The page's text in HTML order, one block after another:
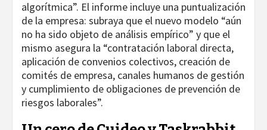
algorítmica”. El informe incluye una puntualización
de la empresa: subraya que el nuevo modelo “aún
no ha sido objeto de análisis empírico” y que el
mismo asegura la “contratación laboral directa,
aplicación de convenios colectivos, creación de
comités de empresa, canales humanos de gestión
y cumplimiento de obligaciones de prevención de
riesgos laborales”.